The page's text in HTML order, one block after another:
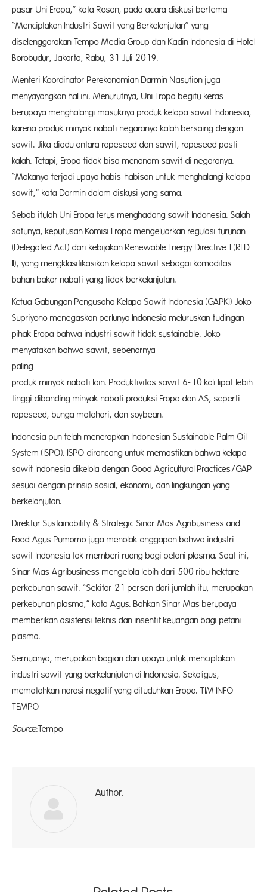
pasar Uni Eropa,” kata Rosan, pada acara diskusi bertema
“Menciptakan Industri Sawit yang Berkelanjutan” yang
diselenggarakan Tempo Media Group dan Kadin Indonesia di Hotel
Borobudur, Jakarta, Rabu, 31 Juli 2019.
Menteri Koordinator Perekonomian Darmin Nasution juga
menyayangkan hal ini. Menurutnya, Uni Eropa begitu keras
berupaya menghalangi masuknya produk kelapa sawit Indonesia,
karena produk minyak nabati negaranya kalah bersaing dengan
sawit. Jika diadu antara rapeseed dan sawit, rapeseed pasti
kalah. Tetapi, Eropa tidak bisa menanam sawit di negaranya.
“Makanya terjadi upaya habis-habisan untuk menghalangi kelapa
sawit,” kata Darmin dalam diskusi yang sama.
Sebab itulah Uni Eropa terus menghadang sawit Indonesia. Salah
satunya, keputusan Komisi Eropa mengeluarkan regulasi turunan
(Delegated Act) dari kebijakan Renewable Energy Directive II (RED
II), yang mengklasifikasikan kelapa sawit sebagai komoditas
bahan bakar nabati yang tidak berkelanjutan.
Ketua Gabungan Pengusaha Kelapa Sawit Indonesia (GAPKI) Joko
Supriyono menegaskan perlunya Indonesia meluruskan tudingan
pihak Eropa bahwa industri sawit tidak sustainable. Joko
menyatakan bahwa sawit, sebenarnya
produk minyak nabati lain. Produktivitas sawit 6-10 kali lipat lebih
tinggi dibanding minyak nabati produksi Eropa dan AS, seperti
rapeseed, bunga matahari, dan soybean.
Indonesia pun telah menerapkan Indonesian Sustainable Palm Oil
System (ISPO). ISPO dirancang untuk memastikan bahwa kelapa
sawit Indonesia dikelola dengan Good Agricultural Practices/GAP
sesuai dengan prinsip sosial, ekonomi, dan lingkungan yang
berkelanjutan.
Direktur Sustainability & Strategic Sinar Mas Agribusiness and
Food Agus Pumomo juga menolak anggapan bahwa industri
sawit Indonesia tak memberi ruang bagi petani plasma. Saat ini,
Sinar Mas Agribusiness mengelola lebih dari 500 ribu hektare
perkebunan sawit. “Sekitar 21 persen dari jumlah itu, merupakan
perkebunan plasma,” kata Agus. Bahkan Sinar Mas berupaya
memberikan asistensi teknis dan insentif keuangan bagi petani
plasma.
Semuanya, merupakan bagian dari upaya untuk menciptakan
industri sawit yang berkelanjutan di Indonesia. Sekaligus,
mematahkan narasi negatif yang dituduhkan Eropa. TIM INFO
TEMPO
Source:Tempo
Author: